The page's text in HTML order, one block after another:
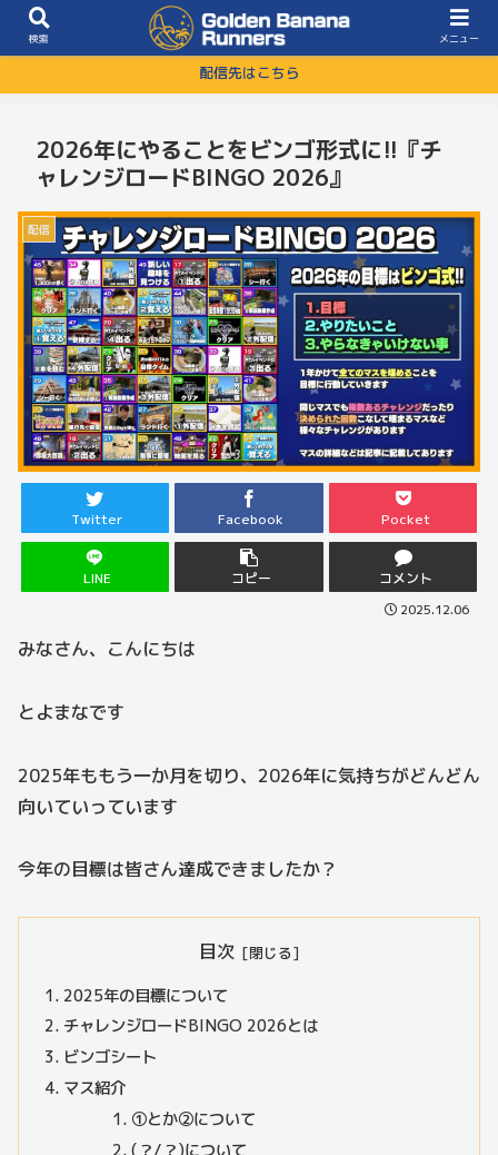
配信先はこちら
2026年にやることをビンゴ形式に!!『チ
ャレンジロードBINGO 2026』
配信
Twitter Facebook Pocket
LINE コピー コメント
2025.12.06
みなさん、こんにちは
とよまなです
2025年ももう一か月を切り、2026年に気持ちがどんどん
向いていっています
今年の目標は皆さん達成できましたか？
目次
2025年の目標について
チャレンジロードBINGO 2026とは
ビンゴシート
マス紹介
①とか②について
(？/？)について
検索 メニュー